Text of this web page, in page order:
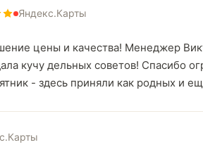
Яндекс.Карты
цены и качества! Менеджер
кучу дельных советов! Спасибо
- здесь приняли как родных и